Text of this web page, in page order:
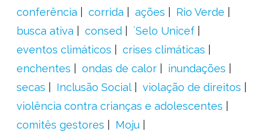
conferência
corrida ações
Rio Verde
busca ativa
consed
´Selo Unicef
eventos climáticos
crises climáticas
enchentes
ondas de calor
inundações
secas
Inclusão Social
violação de direitos
violência contra crianças e adolescentes
comitês gestores
Moju